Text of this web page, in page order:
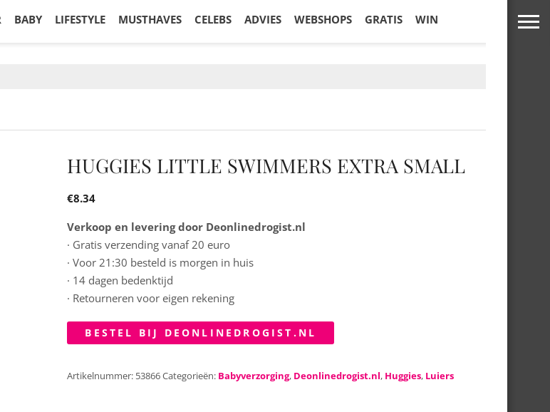
BABY LIFESTYLE MUSTHAVES CELEBS ADVIES WEBSHOPS GRATIS WIN
HUGGIES LITTLE SWIMMERS EXTRA SMALL
€8.34
Verkoop en levering door Deonlinedrogist.nl
· Gratis verzending vanaf 20 euro
· Voor 21:30 besteld is morgen in huis
· 14 dagen bedenktijd
· Retourneren voor eigen rekening
BESTEL BIJ DEONLINEDROGIST.NL
Artikelnummer: 53866Categorieën: Babyverzorging, Deonlinedrogist.nl, Huggies, Luiers